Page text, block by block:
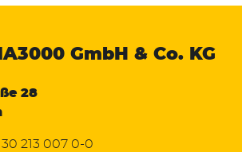
GmbH & Co. KG
28
213 007 0-0